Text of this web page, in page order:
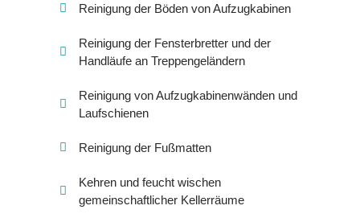
Reinigung der Böden von Aufzugkabinen
Reinigung der Fensterbretter und der
Handläufe an Treppengeländern
Reinigung von Aufzugkabinenwänden und
Laufschienen
Reinigung der Fußmatten
Kehren und feucht wischen
gemeinschaftlicher Kellerräume